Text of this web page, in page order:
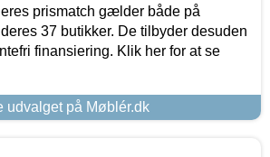
prismatch gælder både på
37 butikker. De tilbyder desuden
finansiering. Klik her for at se
udvalget på Møblér.dk